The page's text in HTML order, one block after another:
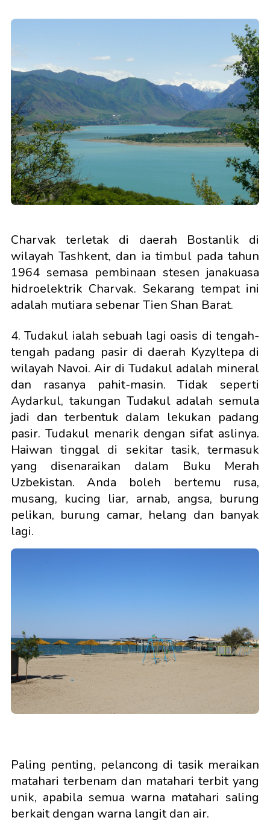
Charvak terletak di daerah Bostanlik di
wilayah Tashkent, dan ia timbul pada tahun
1964 semasa pembinaan stesen janakuasa
hidroelektrik Charvak. Sekarang tempat ini
adalah mutiara sebenar Tien Shan Barat.
4. Tudakul ialah sebuah lagi oasis di tengah-
tengah padang pasir di daerah Kyzyltepa di
wilayah Navoi. Air di Tudakul adalah mineral
dan rasanya pahit-masin. Tidak seperti
Aydarkul, takungan Tudakul adalah semula
jadi dan terbentuk dalam lekukan padang
pasir. Tudakul menarik dengan sifat aslinya.
Haiwan tinggal di sekitar tasik, termasuk
yang disenaraikan dalam Buku Merah
Uzbekistan. Anda boleh bertemu rusa,
musang, kucing liar, arnab, angsa, burung
pelikan, burung camar, helang dan banyak
lagi.
Paling penting, pelancong di tasik meraikan
matahari terbenam dan matahari terbit yang
unik, apabila semua warna matahari saling
berkait dengan warna langit dan air.